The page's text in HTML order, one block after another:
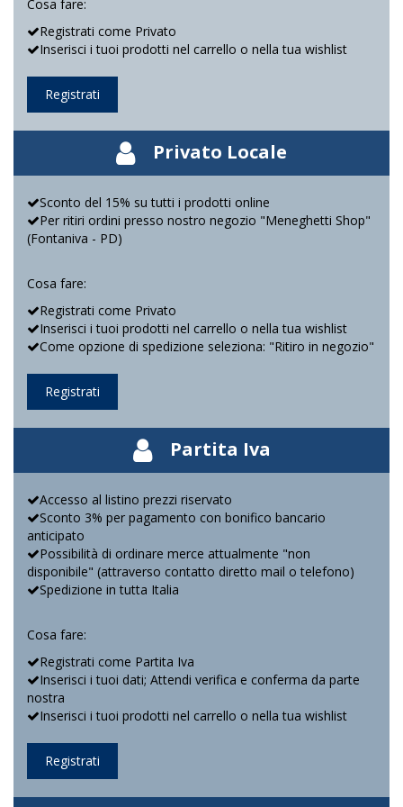
Cosa fare:
Registrati come Privato
Inserisci i tuoi prodotti nel carrello o nella tua wishlist
Registrati
Privato Locale
Sconto del 15% su tutti i prodotti online
Per ritiri ordini presso nostro negozio "Meneghetti Shop"
(Fontaniva - PD)
Cosa fare:
Registrati come Privato
Inserisci i tuoi prodotti nel carrello o nella tua wishlist
Come opzione di spedizione seleziona: "Ritiro in negozio"
Registrati
Partita Iva
Accesso al listino prezzi riservato
Sconto 3% per pagamento con bonifico bancario
anticipato
Possibilità di ordinare merce attualmente "non
disponibile" (attraverso contatto diretto mail o telefono)
Spedizione in tutta Italia
Cosa fare:
Registrati come Partita Iva
Inserisci i tuoi dati; Attendi verifica e conferma da parte
nostra
Inserisci i tuoi prodotti nel carrello o nella tua wishlist
Registrati